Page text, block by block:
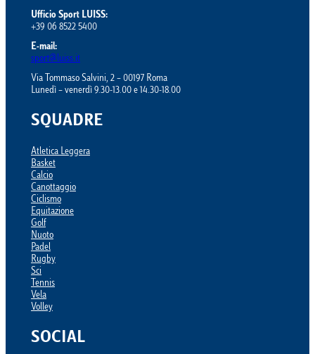
Ufficio Sport LUISS:
+39 06 8522 5400
E-mail:
sport@luiss.it
Via Tommaso Salvini, 2 – 00197 Roma
Lunedì – venerdì 9.30-13.00 e 14.30-18.00
SQUADRE
Atletica Leggera
Basket
Calcio
Canottaggio
Ciclismo
Equitazione
Golf
Nuoto
Padel
Rugby
Sci
Tennis
Vela
Volley
SOCIAL